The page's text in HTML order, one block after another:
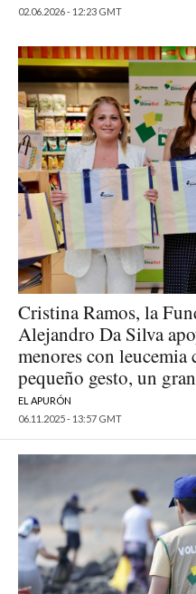
02.06.2026 - 12:23 GMT
Cristina Ramos, la
Alejandro Da Silva
menores con
pequeño gesto, un
EL APURÓN
06.11.2025 - 13:57 GMT